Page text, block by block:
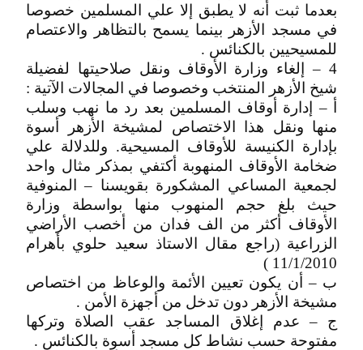
بعدما ثبت أنه لا يطبق إلا علي المسلمين خصوصا
في مسجد الأزهر بينما يسمح بالتظاهر والاعتصام
للمسيحيين بالكنائس .
4 – إلغاء وزارة الأوقاف ونقل صلاحيتها لفضيلة
شيخ الأزهر المنتخب وخصوصا في المجالات الآتية :
أ – إدارة أوقاف المسلمين بعد رد ما نهب وسلب
منها ونقل هذا الاختصاص لمشيخة الأزهر أسوة
بإدارة الكنيسة للأوقاف المسيحية. وللدلالة علي
ضخامة الأوقاف المنهوبة أكتفي بمذكر مثال واحد
لجمعية المساعي المشكورة بقويسنا – المنوفية
حيث بلغ حجم المنهوب منها بواسطة وزارة
الأوقاف أكثر من الف فدان من أخصب الأراضي
الزراعية (راجع مقال الاستاذ سعيد حلوي بأهرام
11/1/2010 )
ب – أن يكون تعيين الأئمة والوعاظ من اختصاص
مشيخة الأزهر دون تدخل من أجهزة الأمن .
ج – عدم إغلاق المساجد عقب الصلاة وتركها
مفتوحة حسب نشاط كل مسجد أسوة بالكنائس .